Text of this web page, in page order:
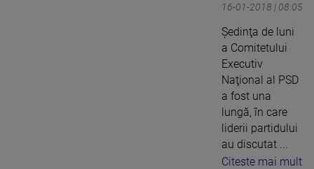
16-01-2018 | 08:05
Ședinţa de luni
a Comitetului
Executiv
Naţional al PSD
a fost una
lungă, în care
liderii partidului
au discutat ...
Citeste mai mult